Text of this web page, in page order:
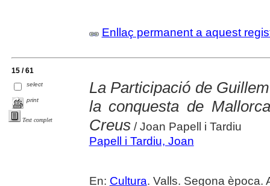
Enllaç permanent a aquest
15 / 61
select
print
Text complet
La Participació de
la conquesta de
Creus/ Joan Papell i Tardiu
Papell i Tardiu, Joan
En: Cultura. Valls. Segona època.